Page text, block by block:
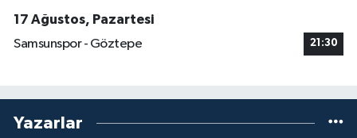
17 Ağustos, Pazartesi
Samsunspor - Göztepe
21:30
Yazarlar